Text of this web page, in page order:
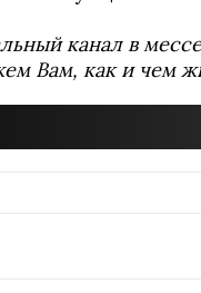
канал в
Вам, как и чем